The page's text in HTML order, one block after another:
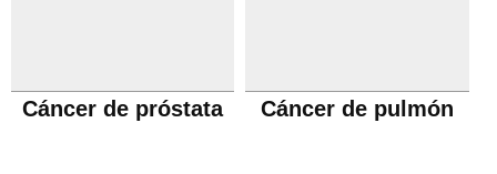
Cáncer de próstata Cáncer de pulmón